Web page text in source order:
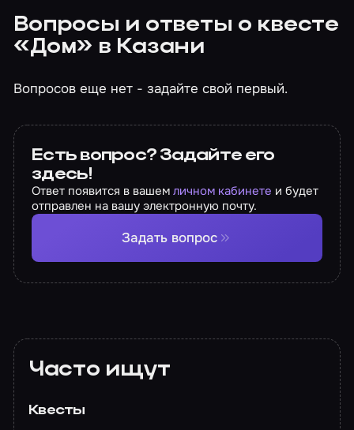
Вопросы и ответы о квесте
«Дом» в Казани
Вопросов еще нет - задайте свой первый.
Есть вопрос? Задайте его
здесь!
Ответ появится в вашемличном кабинете и будет
отправлен на вашу электронную почту.
Задать вопрос
Часто ищут
Квесты